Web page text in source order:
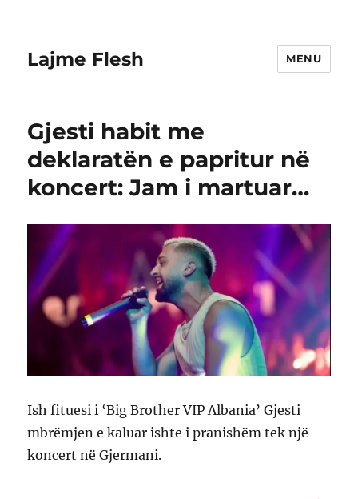
Lajme Flesh MENU
Gjesti habit me
deklaratën e papritur në
koncert: Jam i martuar…
Ish fituesi i ‘Big Brother VIP Albania’ Gjesti
mbrëmjen e kaluar ishte i pranishëm tek një
koncert në Gjermani.